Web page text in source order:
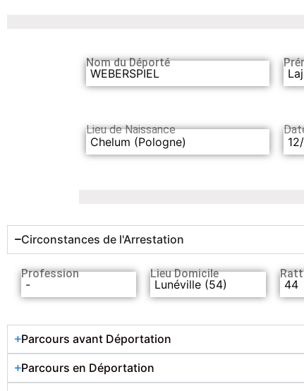
Nom du Déporté
WEBERSPIEL
Lieu de Naissance
Chelum (Pologne)
Circonstances de l'Arrestation
Profession
-
Lieu Domicile
Lunéville (54) 44
Parcours avant Déportation
Parcours en Déportation